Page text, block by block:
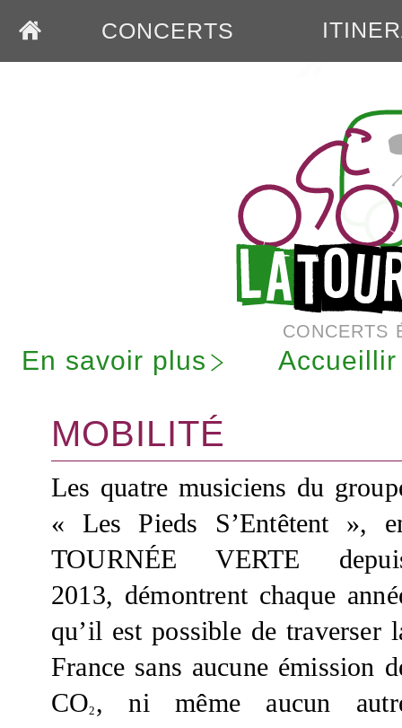
CONCERTS
CONCERTS
En savoir plus
MOBILITÉ
Les quatre musiciens du
« Les Pieds S’Entêtent »,
TOURNÉE VERTE
2013, démontrent chaque
qu’il est possible de traverser
France sans aucune émission
CO2 , ni même aucun